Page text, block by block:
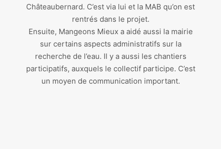
Châteaubernard. C’est via lui et la MAB qu’on est
rentrés dans le projet.
Ensuite, Mangeons Mieux a aidé aussi la mairie
sur certains aspects administratifs sur la
recherche de l’eau. Il y a aussi les chantiers
participatifs, auxquels le collectif participe. C’est
un moyen de communication important.